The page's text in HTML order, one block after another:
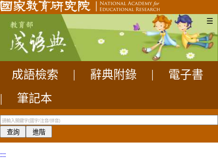
☰
成語檢索 辭典附錄
電子書
|
筆記本
:::